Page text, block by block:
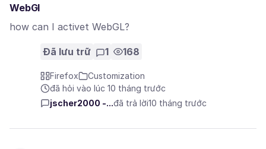
WebGl
how can I activet WebGL?
Đã lưu trữ 1 168
Firefox
Customization
đã hỏi vào lúc 10 tháng trước
jscher2000 -...đã trả lời10 tháng trước